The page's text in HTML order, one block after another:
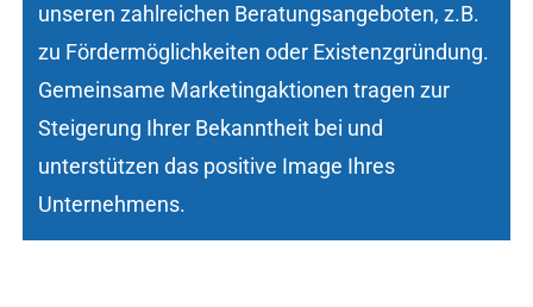
unseren zahlreichen Beratungsangeboten, z.B.
zu Fördermöglichkeiten oder Existenzgründung.
Gemeinsame Marketingaktionen tragen zur
Steigerung Ihrer Bekanntheit bei und
unterstützen das positive Image Ihres
Unternehmens.